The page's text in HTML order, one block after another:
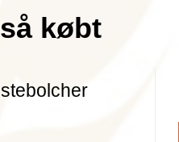
købt